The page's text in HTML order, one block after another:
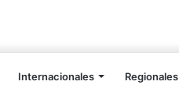
Internacionales Regionales